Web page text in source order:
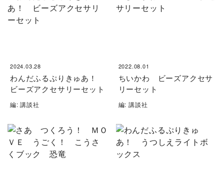
2024.03.28
わんだふるぷりきゅあ！
ビーズアクセサリーセット
編: 講談社
2022.08.01
ちいかわ ビーズアクセサ
リーセット
編: 講談社